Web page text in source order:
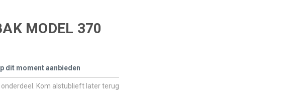
MODEL 370
dit moment aanbieden
Kom alstublieft later terug